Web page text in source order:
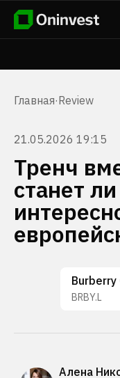
Главная·Review
21.05.2026 19:15
Тренч
станет
Burberry
BRBY.L
Алена